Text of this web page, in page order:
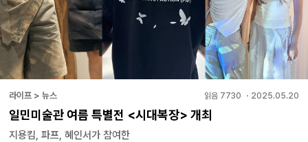
라이프 > 뉴스 읽음 7730 ・ 2025.05.20
일민미술관 여름 특별전 <시대복장> 개최
지용킴, 파프, 혜인서가 참여한